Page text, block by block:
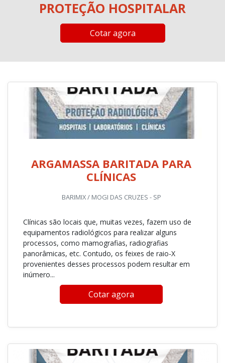
PROTEÇÃO HOSPITALAR
Cotar agora
ARGAMASSA BARITADA PARA
CLÍNICAS
BARIMIX / MOGI DAS CRUZES - SP
Clínicas são locais que, muitas vezes, fazem uso de
equipamentos radiológicos para realizar alguns
processos, como mamografias, radiografias
panorâmicas, etc. Contudo, os feixes de raio-X
provenientes desses processos podem resultar em
inúmero...
Cotar agora